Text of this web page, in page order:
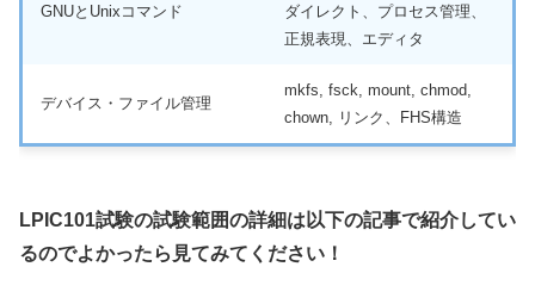
GNUとUnixコマンド
ダイレクト、プロセス管理、
正規表現、エディタ
デバイス・ファイル管理
mkfs, fsck, mount, chmod,
chown, リンク、FHS構造
LPIC101試験の試験範囲の詳細は以下の記事で紹介してい
るのでよかったら見てみてください！